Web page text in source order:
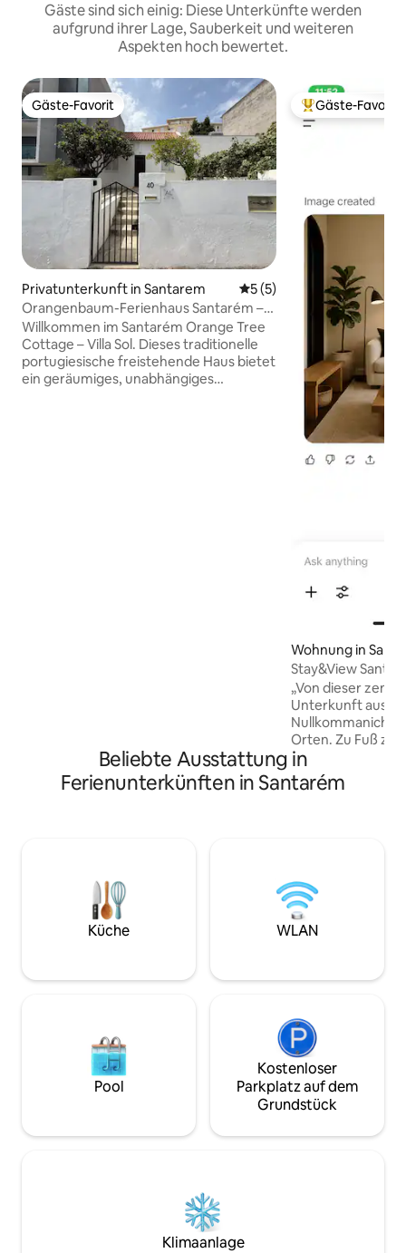
Gäste sind sich einig: Diese Unterkünfte werden
aufgrund ihrer Lage, Sauberkeit und weiteren
Aspekten hoch bewertet.
Gäste-Favorit
Gäste-Favorit
Privatunterkunft in Santarem Durchschnittliche
5 (5)
Orangenbaum-Ferienhaus Santarém –
Villa Sol
Willkommen im Santarém Orange Tree
Cottage – Villa Sol. Dieses traditionelle
portugiesische freistehende Haus bietet
ein geräumiges, unabhängiges
Beliebter Gäste-
Gäste-Favorit
Wohnung in
Stay&View
„Von dieser
Unterkunft aus
Nullkommanichts
Orten. Zu Fuß zu
kulturellen
Geschäften und
Park joggen oder
Aufenthalt
gemütlich,
und jedes Detail
eingerichtet.
Beliebte Ausstattung in
Ferienunterkünften in Santarém
Küche WLAN
Pool
Kostenloser
Parkplatz auf dem
Grundstück
Klimaanlage